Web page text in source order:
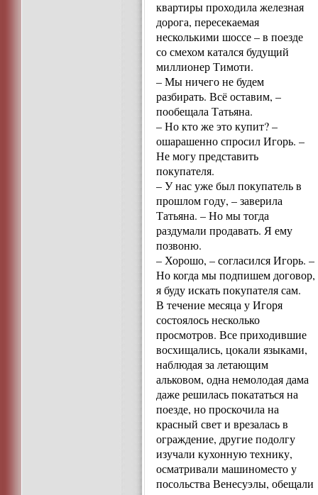
квартиры проходила железная
дорога, пересекаемая
несколькими шоссе – в поезде
со смехом катался будущий
миллионер Тимоти.
– Мы ничего не будем
разбирать. Всё оставим, –
пообещала Татьяна.
– Но кто же это купит? –
ошарашенно спросил Игорь. –
Не могу представить
покупателя.
– У нас уже был покупатель в
прошлом году, – заверила
Татьяна. – Но мы тогда
раздумали продавать. Я ему
позвоню.
– Хорошо, – согласился Игорь. –
Но когда мы подпишем договор,
я буду искать покупателя сам.
В течение месяца у Игоря
состоялось несколько
просмотров. Все приходившие
восхищались, цокали языками,
наблюдая за летающим
альковом, одна немолодая дама
даже решилась покататься на
поезде, но проскочила на
красный свет и врезалась в
ограждение, другие подолгу
изучали кухонную технику,
осматривали машиноместо у
посольства Венесуэлы, обещали